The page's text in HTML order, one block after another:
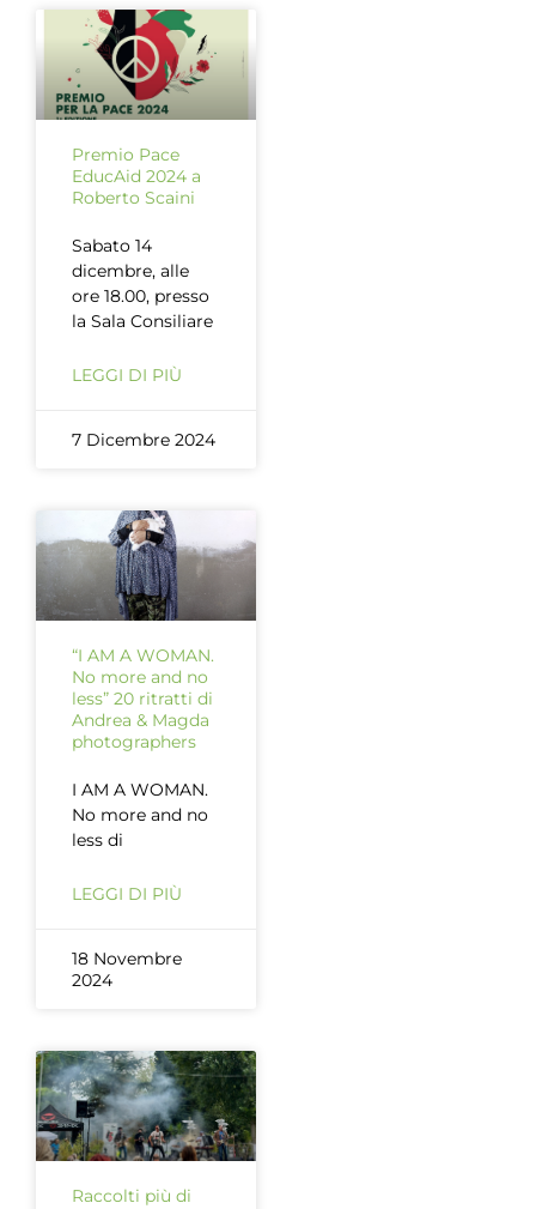
Premio Pace
EducAid 2024 a
Roberto Scaini
Sabato 14
dicembre, alle
ore 18.00, presso
la Sala Consiliare
LEGGI DI PIÙ
7 Dicembre 2024
“I AM A WOMAN.
No more and no
less” 20 ritratti di
Andrea & Magda
photographers
I AM A WOMAN.
No more and no
less di
LEGGI DI PIÙ
18 Novembre
2024
Raccolti più di